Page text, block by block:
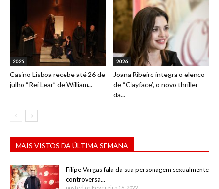
2026
Casino Lisboa recebe até 26 de
julho “Rei Lear” de William...
2026
Joana Ribeiro integra o elenco
de “Clayface”, o novo thriller
da...
MAIS VISTOS DA ÚLTIMA SEMANA
Filipe Vargas fala da sua personagem sexualmente
controversa...
posted on Fevereiro 16, 2022